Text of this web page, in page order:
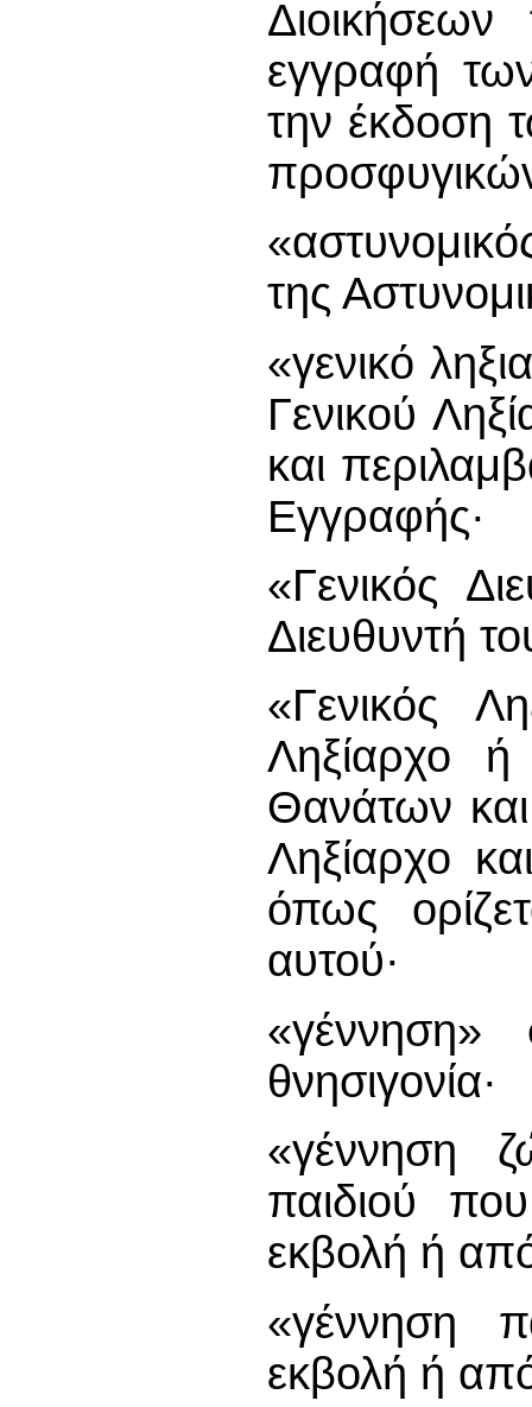
εγγραφή
την έκδοση
της
«γενικό
Γενικού
και
Εγγραφής·
«Γενικός
Διευθυντή
«Γενικός
Ληξίαρχο ή
Θανάτων
Ληξίαρχο
όπως
αυτού·
«γέννηση»
θνησιγονία·
«γέννηση
παιδιού
εκβολή ή
«γέννηση
εκβολή ή